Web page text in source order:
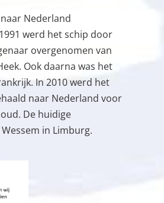
Nederland
werd het schip door
overgenomen van
Ook daarna was het
In 2010 werd het
naar Nederland voor
De huidige
in Limburg.